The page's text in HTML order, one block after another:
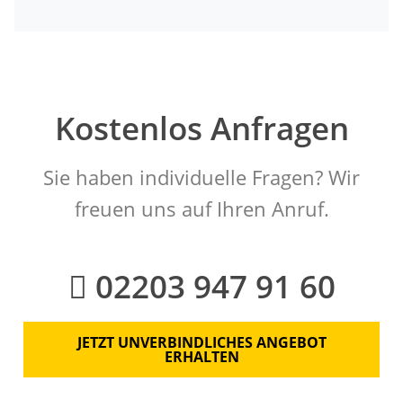
Kostenlos Anfragen
Sie haben individuelle Fragen? Wir
freuen uns auf Ihren Anruf.
02203 947 91 60
JETZT UNVERBINDLICHES ANGEBOT
ERHALTEN